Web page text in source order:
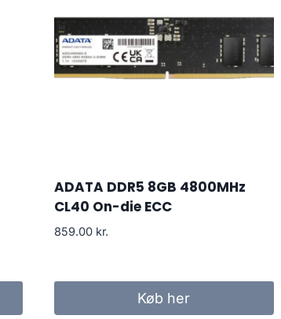
ADATA DDR5 8GB 4800MHz
CL40 On-die ECC
859.00 kr.
Køb her